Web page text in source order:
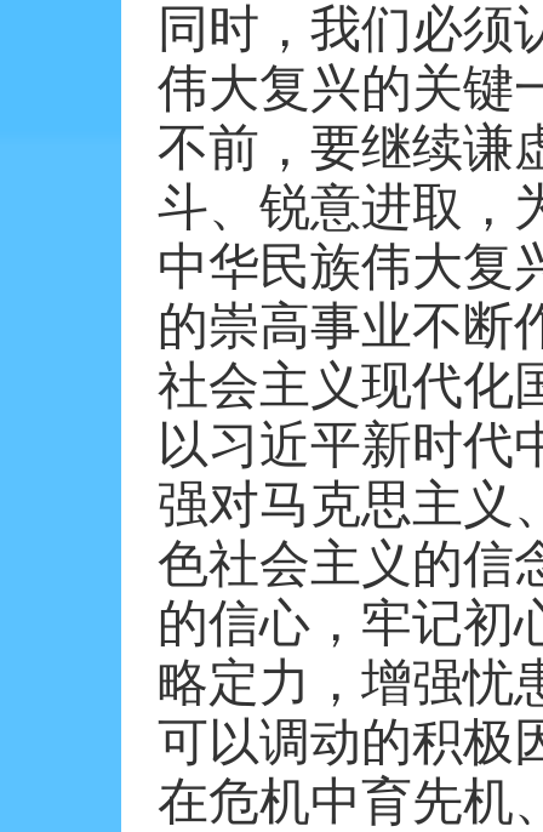
同时，我们必须
伟大复兴的关键
不前，要继续谦
斗、锐意进取，
中华民族伟大复
的崇高事业不断
社会主义现代化
以习近平新时代
强对马克思主义
色社会主义的信
的信心，牢记初
略定力，增强忧
可以调动的积极
在危机中育先机